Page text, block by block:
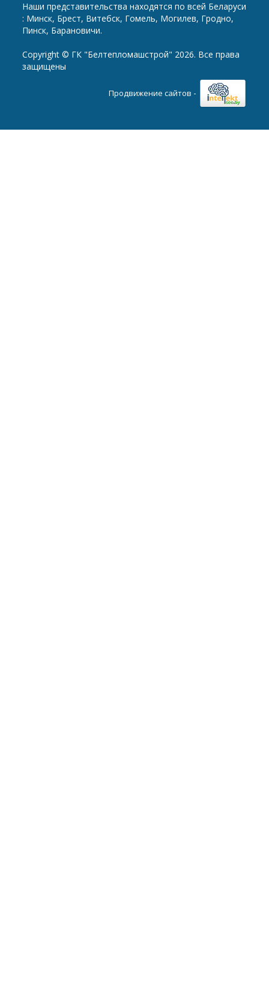
Наши представительства находятся по всей Беларуси
: Минск, Брест, Витебск, Гомель, Могилев, Гродно,
Пинск, Барановичи.
Copyright © ГК "Белтепломашстрой" 2026. Все права
защищены
Продвижение сайтов -